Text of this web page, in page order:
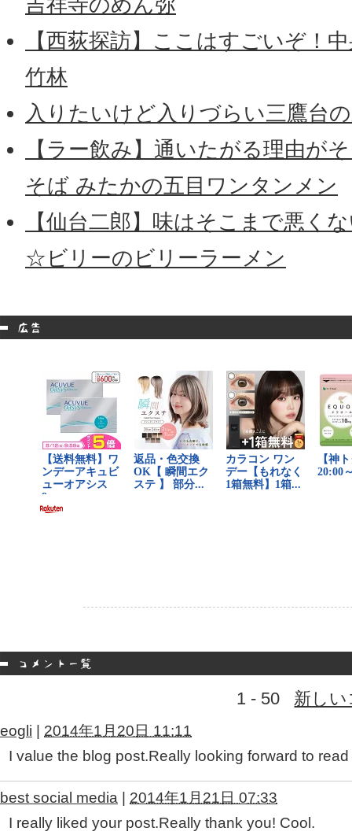
【西荻探訪】ここはすごいぞ！
竹林
入りたいけど入りづらい三鷹台
【ラー飲み】通いたがる理由が
そば みたかの五目ワンタンメン
【仙台二郎】味はそこまで悪く
☆ビリーのビリーラーメン
1 - 50 新し
eogli | 2014年1月20日 11:11
I value the blog post.Really looking forward to
best social media | 2014年1月21日 07:33
I really liked your post.Really thank you! Cool.